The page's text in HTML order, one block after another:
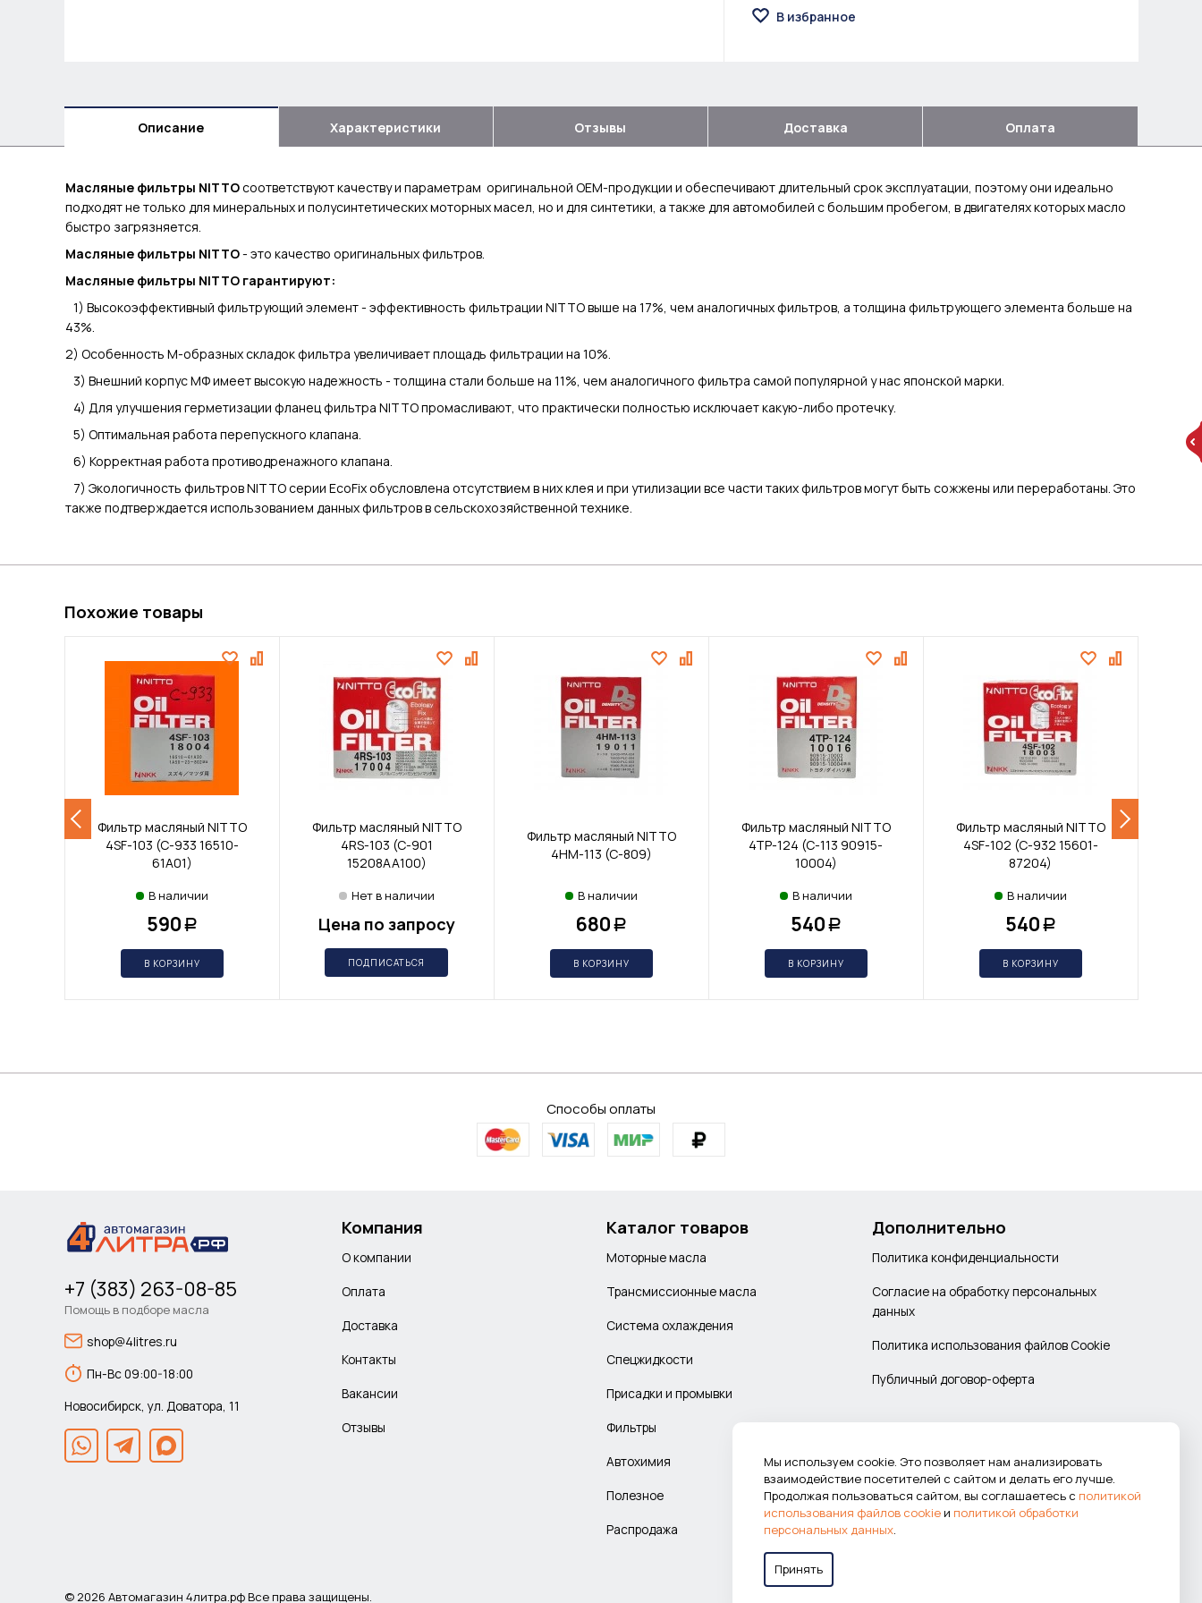
В избранное
Описание Характеристики Отзывы Доставка Оплата
Масляные фильтры NITTOсоответствуют качеству и параметрам оригинальной OEM-продукции и обеспечивают длительный срок эксплуатации, поэтому они идеально
подходят не только для минеральных и полусинтетических моторных масел, но и для синтетики, а также для автомобилей с большим пробегом, в двигателях которых масло
быстро загрязняется.
Масляные фильтры NITTO- это качество оригинальных фильтров.
Масляные фильтры NITTO гарантируют:
1) Высокоэффективный фильтрующий элемент - эффективность фильтрации NITTO выше на 17%, чем аналогичных фильтров, а толщина фильтрующего элемента больше на
43%.
2) Особенность М-образных складок фильтра увеличивает площадь фильтрации на 10%.
3) Внешний корпус МФ имеет высокую надежность - толщина стали больше на 11%, чем аналогичного фильтра самой популярной у нас японской марки.
4) Для улучшения герметизации фланец фильтра NITTO промасливают, что практически полностью исключает какую-либо протечку.
5) Оптимальная работа перепускного клапана.
6) Корректная работа противодренажного клапана.
7) Экологичность фильтров NITTO серии EcoFix обусловлена отсутствием в них клея и при утилизации все части таких фильтров могут быть сожжены или переработаны. Это
также подтверждается использованием данных фильтров в сельскохозяйственной технике.
Похожие товары
Фильтр масляный NITTO
4SF-103 (C-933 16510-
61A01)
В наличии
590 Р
В КОРЗИНУ
Фильтр масляный NITTO
4RS-103 (C-901
15208AA100)
Нет в наличии
Цена по запросу
ПОДПИСАТЬСЯ
Фильтр масляный NITTO
4HM-113 (C-809)
В наличии
680 Р
В КОРЗИНУ
Фильтр масляный NITTO
4TP-124 (C-113 90915-
10004)
В наличии
540 Р
В КОРЗИНУ
Фильтр масляный NITTO
4SF-102 (C-932 15601-
87204)
В наличии
540 Р
В КОРЗИНУ
Способы оплаты
+7 (383) 263-08-85
Помощь в подборе масла
shop@4litres.ru
Пн-Вс 09:00-18:00
Новосибирск, ул. Доватора, 11
Компания
О компании
Оплата
Доставка
Контакты
Вакансии
Отзывы
Каталог товаров
Моторные масла
Трансмиссионные масла
Система охлаждения
Спецжидкости
Присадки и промывки
Фильтры
Автохимия
Полезное
Распродажа
Дополнительно
Политика конфиденциальности
Согласие на обработку персональных
данных
Политика использования файлов Cookie
Публичный договор-оферта
© 2026 Автомагазин 4литра.рф Все права защищены.
Мы используем cookie. Это позволяет нам анализировать
взаимодействие посетителей с сайтом и делать его лучше.
Продолжая пользоваться сайтом, вы соглашаетесь с политикой
использования файлов cookieи политикой обработки
персональных данных.
Принять